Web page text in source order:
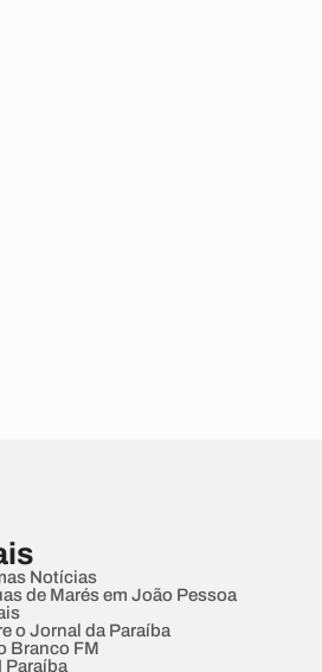
Notícias
de Marés em João Pessoa
o Jornal da Paraíba
Branco FM
Paraíba